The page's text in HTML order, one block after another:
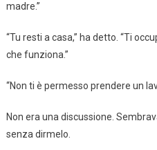
madre.”
“Tu resti a casa,” ha detto. “Ti
che funziona.”
“Non ti è permesso prendere un
Non era una discussione.
senza dirmelo.